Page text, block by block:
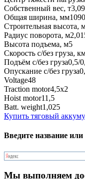
Собственный вес, т
Общая ширина, мм1090
Строительная высота,
Радиус поворота, м
Высота подъема, м5
Скорость с/без груза,
Подъём с/без груза0,5/
Опускание с/без груза
Voltage48
Traction motor4,5x2
Hoist motor11,5
Batt. weight1,025
Купить тяговый
Введите название
Мы выполняем